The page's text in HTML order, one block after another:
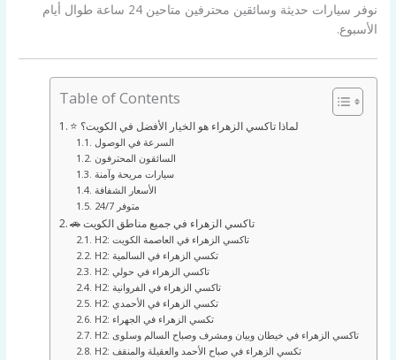
نوفر سيارات حديثة وسائقين محترفين متاحين 24 ساعة طوال أيام
الأسبوع.
Table of Contents
⭐ لماذا تاكسي الزهراء هو الخيار الأفضل في الكويت؟
السرعة في الوصول
السائقون المحترفون
سيارات مريحة وآمنة
الأسعار الشفافة
متوفر 24/7
🚗 تاكسي الزهراء في جميع مناطق الكويت
H2: تاكسي الزهراء في العاصمة الكويت
H2: تكسي الزهراء في السالمية
H2: تاكسي الزهراء في حولي
H2: تاكسي الزهراء في الفروانية
H2: تكسي الزهراء في الأحمدي
H2: تكسي الزهراء في الجهراء
H2: تاكسي الزهراء في خيطان وبيان ومشرف وصباح السالم وسلوى
H2: تكسي الزهراء في صباح الأحمد والعقيلة والمنقف